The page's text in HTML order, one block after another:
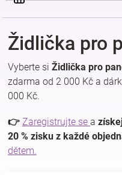
kojenecké
oblečení
Pokojíček
kojenecká
Židlička pro
Vyberte si Židlička pro
zdarma od 2 000 Kč a
000 Kč.
👉 Zaregistrujte se a
20 % zisku z každé
dětem.